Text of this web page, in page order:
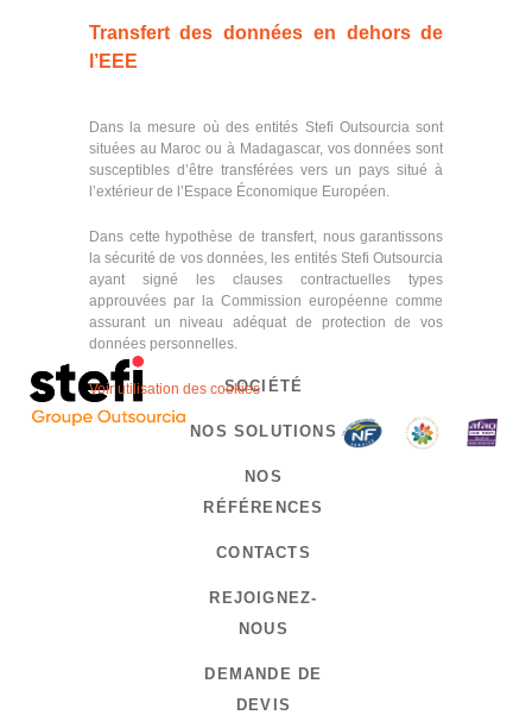
Transfert des données en dehors de
l’EEE
Dans la mesure où des entités Stefi Outsourcia sont
situées au Maroc ou à Madagascar, vos données sont
susceptibles d’être transférées vers un pays situé à
l’extérieur de l’Espace Économique Européen.
Dans cette hypothèse de transfert, nous garantissons
la sécurité de vos données, les entités Stefi Outsourcia
ayant signé les clauses contractuelles types
approuvées par la Commission européenne comme
assurant un niveau adéquat de protection de vos
données personnelles.
Voir utilisation des cookiesSOCIÉTÉ
NOS SOLUTIONS
NOS
RÉFÉRENCES
CONTACTS
REJOIGNEZ-
NOUS
DEMANDE DE
DEVIS